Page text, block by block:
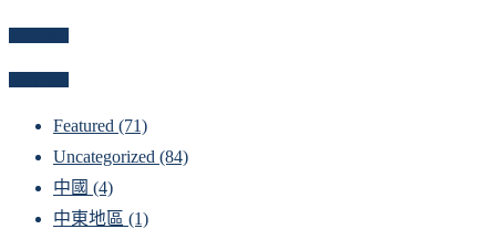
Featured (71)
Uncategorized (84)
中國 (4)
中東地區 (1)